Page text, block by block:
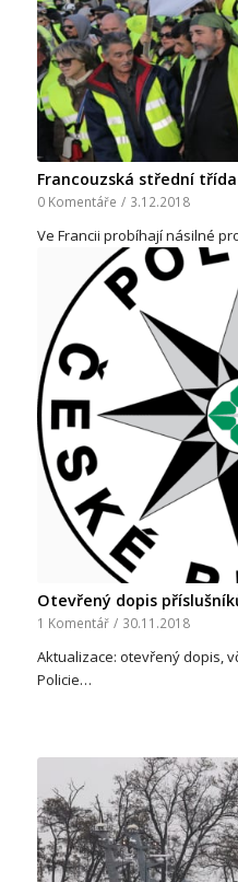
Francouzská střední
0 Komentáře / 3.12.2018
Ve Francii probíhají násilné
Otevřený dopis
1 Komentář / 30.11.2018
Aktualizace: otevřený dopis,
Policie…